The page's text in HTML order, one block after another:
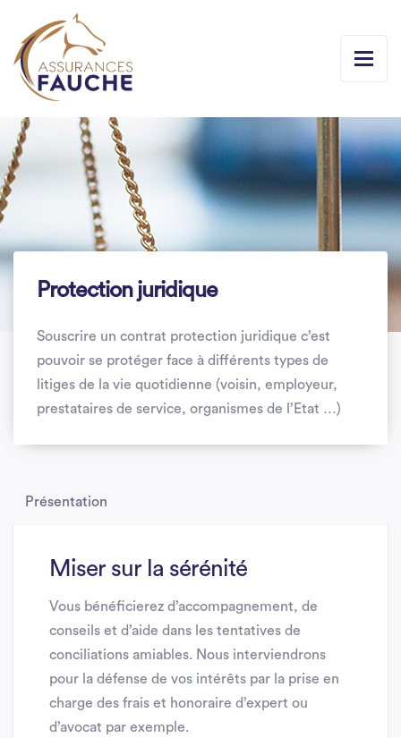
Protection juridique
Souscrire un contrat protection juridique c’est
pouvoir se protéger face à différents types de
litiges de la vie quotidienne (voisin, employeur,
prestataires de service, organismes de l’Etat …)
Présentation
Miser sur la sérénité
Vous bénéficierez d’accompagnement, de
conseils et d’aide dans les tentatives de
conciliations amiables. Nous interviendrons
pour la défense de vos intérêts par la prise en
charge des frais et honoraire d’expert ou
d’avocat par exemple.